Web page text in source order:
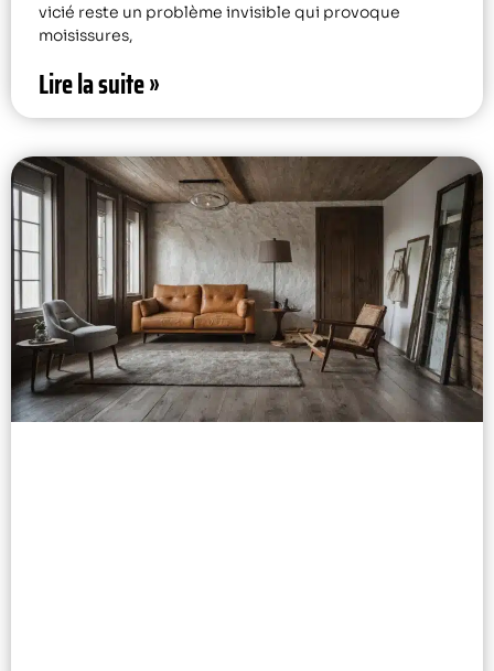
vicié reste un problème invisible qui provoque
moisissures,
Lire la suite »